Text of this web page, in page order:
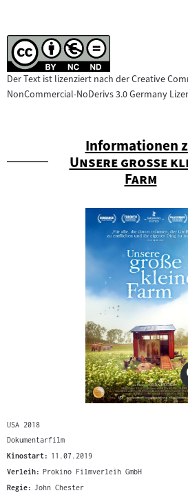
Der Text ist lizenziert nach der Creative
NonCommercial-NoDerivs 3.0 Germany
Informationen
"
Unsere große
Farm"
USA 2018
Dokumentarfilm
Kinostart: 11.07.2019
Verleih: Prokino Filmverleih GmbH
Regie: John Chester